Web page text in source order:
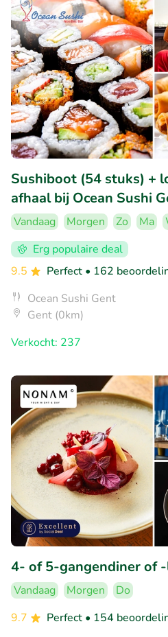
Sushiboot (54 stuks) +
afhaal bij Ocean Sushi
Vandaag Morgen Zo Ma
Erg populaire deal
9.5
Perfect • 162
Ocean Sushi Gent
Gent (0km)
Verkocht: 237
4- of 5-gangendiner of
Vandaag Morgen
Do
9.7
Perfect • 154